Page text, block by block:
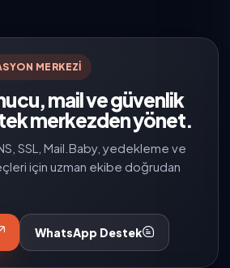
MERKEZI
mail ve güvenlik
tek merkezden yönet.
SSL, Mail.Baby, yedekleme ve
için uzman ekibe doğrudan
WhatsApp Destek